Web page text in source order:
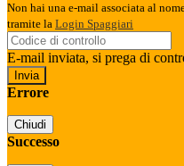
Non hai una e-mail associata al
tramite la Login Spaggiari
E-mail inviata, si prega di
Errore
Chiudi
Successo